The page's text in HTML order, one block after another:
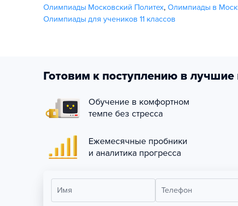
Олимпиады Московский Политех, Олимпиады в
Олимпиады для учеников 11 классов
Готовим к поступлению в лучшие
Обучение в комфортном
темпе без стресса
Ежемесячные пробники
и аналитика прогресса
Имя Телефон